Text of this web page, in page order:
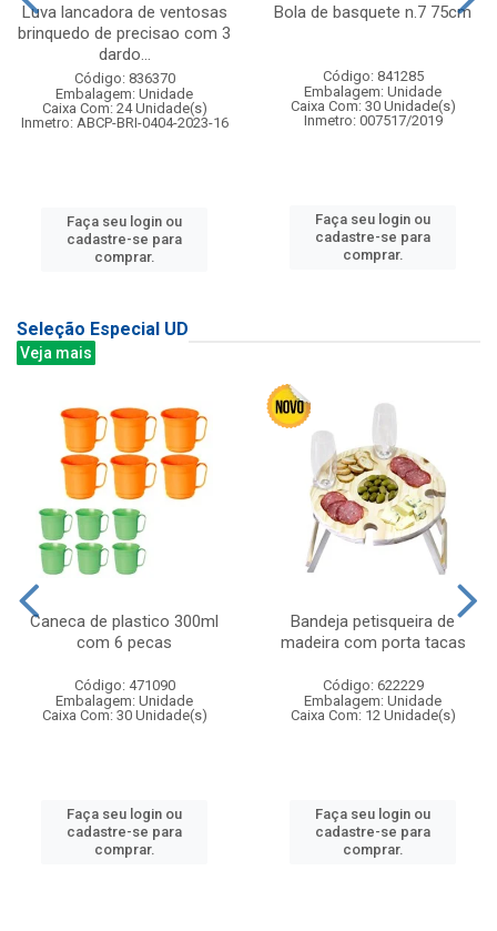
Luva lancadora de ventosas
brinquedo de precisao com 3
dardo...
Código: 836370
Embalagem: Unidade
Caixa Com: 24 Unidade(s)
Inmetro: ABCP-BRI-0404-2023-16
Faça seu login ou
cadastre-se para
comprar.
Bola de basquete n.7 75cm
Código: 841285
Embalagem: Unidade
Caixa Com: 30 Unidade(s)
Inmetro: 007517/2019
Faça seu login ou
cadastre-se para
comprar.
Seleção Especial UD
Veja mais
Caneca de plastico 300ml
com 6 pecas
Código: 471090
Embalagem: Unidade
Caixa Com: 30 Unidade(s)
Faça seu login ou
cadastre-se para
comprar.
Bandeja petisqueira de
madeira com porta tacas
Código: 622229
Embalagem: Unidade
Caixa Com: 12 Unidade(s)
Faça seu login ou
cadastre-se para
comprar.